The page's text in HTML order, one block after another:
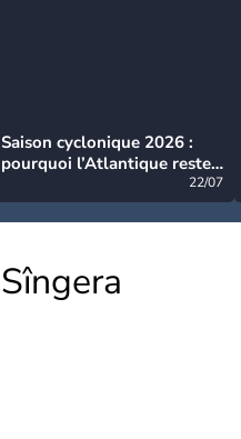
Saison cyclonique 2026 :
pourquoi l’Atlantique reste
22/07
Sîngera